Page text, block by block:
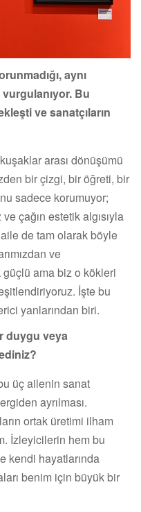
aynı
Bu
ve sanatçıların
arası dönüşümü
bir çizgi, bir öğreti, bir
sadece korumuyor;
çağın estetik algısıyla
de tam olarak böyle
ve
ama biz o kökleri
İşte bu
yanlarından biri.
duygu veya
üç ailenin sanat
ayrılması.
ortak üretimi ilham
İzleyicilerin hem bu
kendi hayatlarında
benim için büyük bir